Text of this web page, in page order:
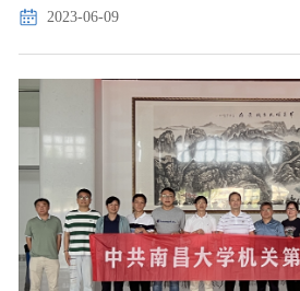
一行来访表示热烈欢迎。信息化办公室（...
2023-06-09